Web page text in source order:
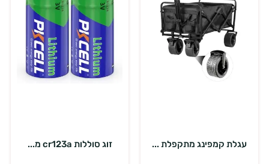
עגלת קמפינג מתקפלת ... זוג סוללות cr123a מ...